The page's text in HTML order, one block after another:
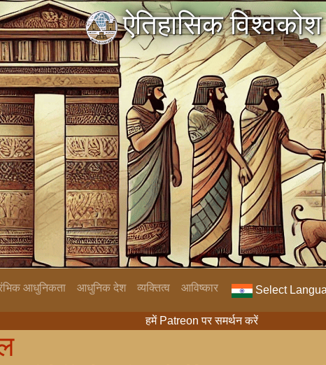
ऐतिहासिक विश्वकोश
आधुनिकता आधुनिक देश व्यक्तित्व आविष्कार Select
हमें Patreon पर समर्थन करें